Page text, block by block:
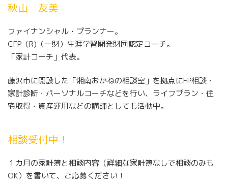
秋山 友美
ファイナンシャル・プランナー。
CFP（R)（一財）生涯学習開発財団認定コーチ。
「家計コーチ」代表。
藤沢市に開設した「湘南おかねの相談室」を拠点にFP相談・
家計診断・パーソナルコーチなどを行い、ライフプラン・住
宅取得・資産運用などの講師としても活動中。
相談受付中！
１カ月の家計簿と相談内容（詳細な家計簿なしで相談のみも
OK）を書いて、ご応募ください！